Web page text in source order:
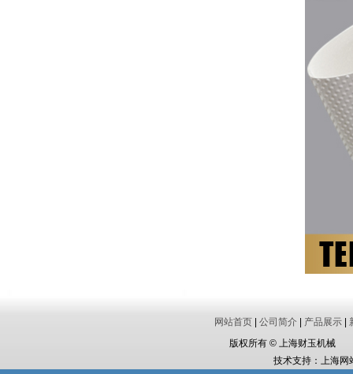
网站首页| 公司简介| 产品展示|
版权所有 © 上海财玉机械
技术支持： 上海网